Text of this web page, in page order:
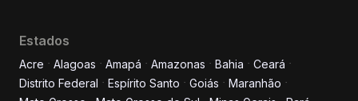
Informe seus dados para
Estados
Acre Alagoas Amapá Amazonas Bahia
Ceará
Distrito Federal
Espírito Santo Goiás
Maranhão